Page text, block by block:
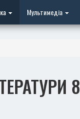
Мультимедіа